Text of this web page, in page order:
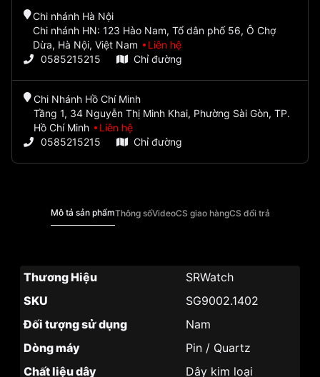
Chi nhánh Hà Nội
Chi nhánh HN: 123 Hào Nam, Tổ dân phố 56, Ô Chợ
Dừa, Hà Nội, Việt Nam
Liên hệ
0585215215
Chỉ đường
Chi Nhánh Hồ Chí Minh
Tầng 1, 34 Nguyễn Thị Minh Khai, Phường Sài Gòn, TP.
Hồ Chí Minh
Liên hệ
0585215215
Chỉ đường
Mô tả sản phẩmThông sốVideoCS giao hàngCS đổi trả
Thương Hiệu
SRWatch
SKU
SG9002.1402
Đối tượng sử dụng
Nam
Dòng máy
Pin / Quartz
Chất liệu dây
Dây kim loại